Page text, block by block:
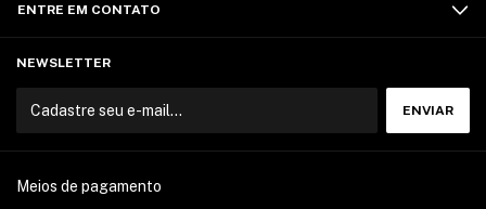
ENTRE EM CONTATO
NEWSLETTER
Meios de pagamento